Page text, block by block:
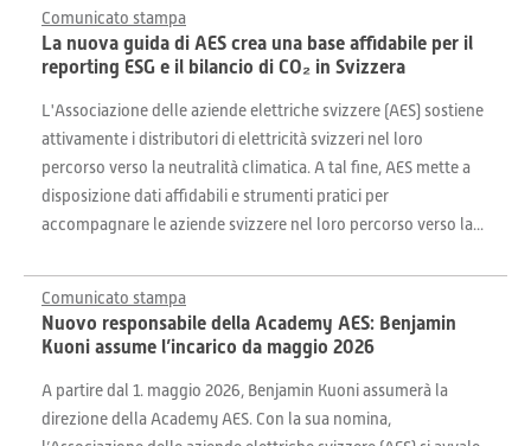
Comunicato stampa
La nuova guida di AES crea una base affidabile per il
reporting ESG e il bilancio di CO₂ in Svizzera
L'Associazione delle aziende elettriche svizzere (AES) sostiene
attivamente i distributori di elettricità svizzeri nel loro
percorso verso la neutralità climatica. A tal fine, AES mette a
disposizione dati affidabili e strumenti pratici per
accompagnare le aziende svizzere nel loro percorso verso la...
Comunicato stampa
Nuovo responsabile della Academy AES: Benjamin
Kuoni assume l’incarico da maggio 2026
A partire dal 1. maggio 2026, Benjamin Kuoni assumerà la
direzione della Academy AES. Con la sua nomina,